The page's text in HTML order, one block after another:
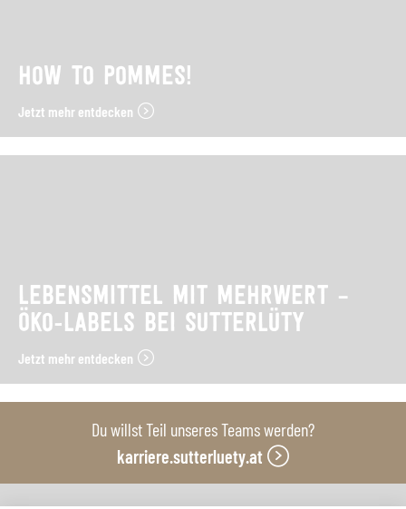
HOW TO POMMES!
Jetzt mehr entdecken
LEBENSMITTEL MIT MEHRWERT –
ÖKO-LABELS BEI SUTTERLÜTY
Jetzt mehr entdecken
Du willst Teil unseres Teams werden?
karriere.sutterluety.at